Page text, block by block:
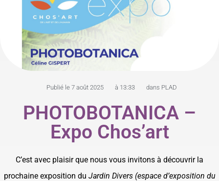
Publié le 7 août 2025 à 13:33 dans PLAD
PHOTOBOTANICA –
Expo Chos’art
C’est avec plaisir que nous vous invitons à découvrir la
prochaine exposition du Jardin Divers (espace d’exposition du